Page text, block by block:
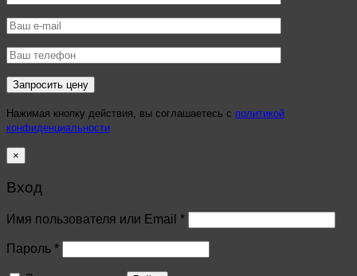
Нажимая кнопку действия, вы соглашаетесь с политикой
конфиденциальности
×
Вход
Имя пользователя или Email *
Пароль *